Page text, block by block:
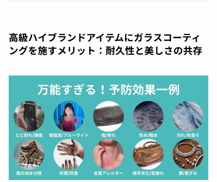
高級ハイブランドアイテムにガラスコーティ
ングを施すメリット：耐久性と美しさの共存